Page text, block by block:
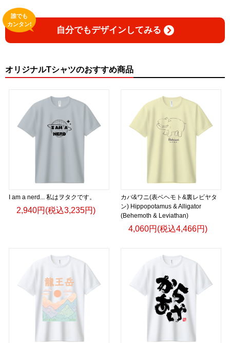
自分でもデザインしてみる
誰でも
カンタン!
オリジナルTシャツのおすすめ商品
I am a nerd... 私はヲタクです。
2,940円(税込3,235円)
カバ&ワニ(表ベヘモト&裏レビヤタ
ン) Hippopotamus & Alligator
(Behemoth & Leviathan)
4,060円(税込4,466円)